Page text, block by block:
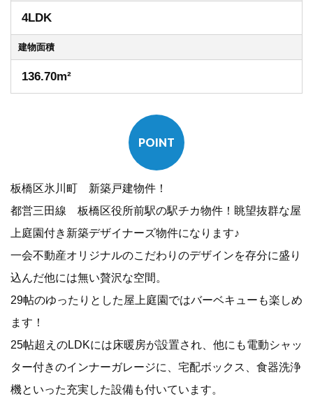
4LDK
建物面積
136.70m²
POINT
板橋区氷川町 新築戸建物件！
都営三田線 板橋区役所前駅の駅チカ物件！眺望抜群な屋
上庭園付き新築デザイナーズ物件になります♪
一会不動産オリジナルのこだわりのデザインを存分に盛り
込んだ他には無い贅沢な空間。
29帖のゆったりとした屋上庭園ではバーベキューも楽しめ
ます！
25帖超えのLDKには床暖房が設置され、他にも電動シャッ
ター付きのインナーガレージに、宅配ボックス、食器洗浄
機といった充実した設備も付いています。